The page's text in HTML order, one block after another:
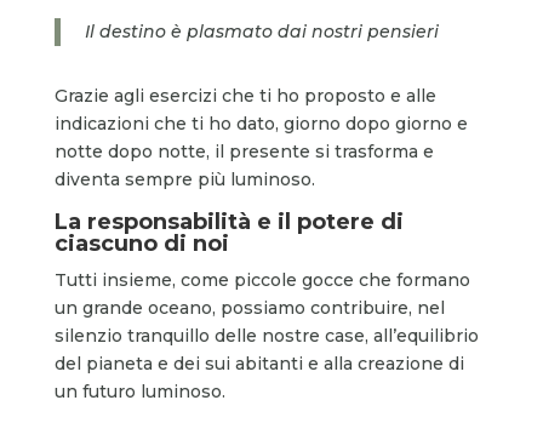
Il destino è plasmato dai nostri pensieri
Grazie agli esercizi che ti ho proposto e alle
indicazioni che ti ho dato, giorno dopo giorno e
notte dopo notte, il presente si trasforma e
diventa sempre più luminoso.
La responsabilità e il potere di
ciascuno di noi
Tutti insieme, come piccole gocce che formano
un grande oceano, possiamo contribuire, nel
silenzio tranquillo delle nostre case, all’equilibrio
del pianeta e dei sui abitanti e alla creazione di
un futuro luminoso.